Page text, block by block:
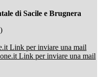
di Sacile e Brugnera
Link per inviare una mail
Link per inviare una mail